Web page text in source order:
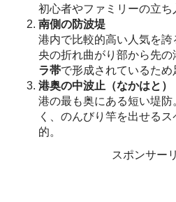
初心者やファミリーの立ち
南側の防波堤
港内で比較的高い人気を
央の折れ曲がり部から先の
ラ帯で形成されているため
港奥の中波止（なかはと）
港の最も奥にある短い堤
く、のんびり竿を出せる
的。
スポンサー